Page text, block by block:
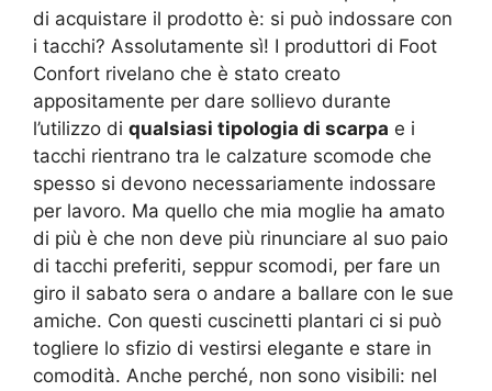
di acquistare il prodotto è: si può indossare con
i tacchi? Assolutamente sì! I produttori di Foot
Confort rivelano che è stato creato
appositamente per dare sollievo durante
l’utilizzo di qualsiasi tipologia di scarpa e i
tacchi rientrano tra le calzature scomode che
spesso si devono necessariamente indossare
per lavoro. Ma quello che mia moglie ha amato
di più è che non deve più rinunciare al suo paio
di tacchi preferiti, seppur scomodi, per fare un
giro il sabato sera o andare a ballare con le sue
amiche. Con questi cuscinetti plantari ci si può
togliere lo sfizio di vestirsi elegante e stare in
comodità. Anche perché, non sono visibili: nel